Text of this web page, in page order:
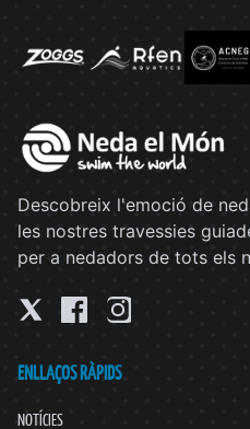
Descobreix l'emoció de
les nostres travessies
per a nedadors de tots els
ENLLAÇOS RÀPIDS
NOTÍCIES